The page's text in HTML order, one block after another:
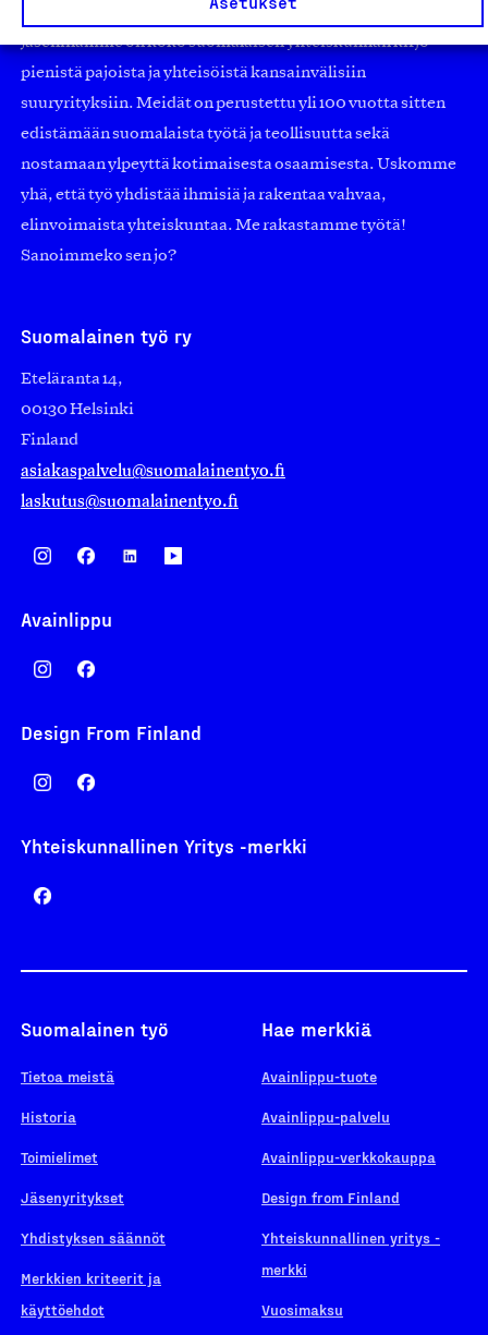
työmarkkinajärjestöistä riippumaton yhdistys.
Jäseninämme on koko suomalaisen yhteiskunnan kirjo
pienistä pajoista ja yhteisöistä kansainvälisiin
suuryrityksiin. Meidät on perustettu yli 100 vuotta sitten
edistämään suomalaista työtä ja teollisuutta sekä
nostamaan ylpeyttä kotimaisesta osaamisesta. Uskomme
yhä, että työ yhdistää ihmisiä ja rakentaa vahvaa,
elinvoimaista yhteiskuntaa. Me rakastamme työtä!
Sanoimmeko sen jo?
Suomalainen työ ry
Eteläranta 14,
00130 Helsinki
Finland
asiakaspalvelu@suomalainentyo.fi
laskutus@suomalainentyo.fi
Avainlippu
Design From Finland
Yhteiskunnallinen Yritys -merkki
Suomalainen työ
Tietoa meistä
Historia
Toimielimet
Jäsenyritykset
Yhdistyksen säännöt
Merkkien kriteerit ja
käyttöehdot
Hae merkkiä
Avainlippu-tuote
Avainlippu-palvelu
Avainlippu-verkkokauppa
Design from Finland
Yhteiskunnallinen yritys -
merkki
Vuosimaksu